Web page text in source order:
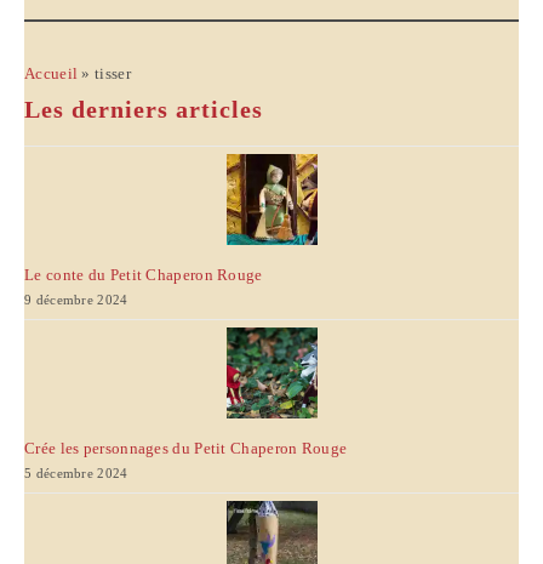
Accueil »tisser
Les derniers articles
Le conte du Petit Chaperon Rouge
9 décembre 2024
Crée les personnages du Petit Chaperon Rouge
5 décembre 2024